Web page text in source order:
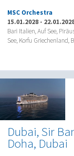
MSC Orchestra
15.01.2028 -
Bari Italien, Auf See,
See, Korfu Griechenland,
Dubai, Sir
Doha, Dubai